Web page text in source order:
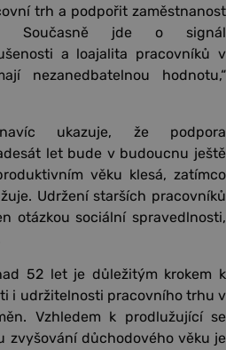
trh a podpořit zaměstnanost
Současně jde o signál
a loajalita pracovníků v
nezanedbatelnou hodnotu,“
ukazuje, že podpora
let bude v budoucnu ještě
věku klesá, zatímco
Udržení starších pracovníků
otázkou sociální spravedlnosti,
52 let je důležitým krokem k
i udržitelnosti pracovního trhu v
Vzhledem k prodlužující se
zvyšování důchodového věku je